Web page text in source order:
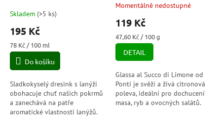
tartufo Spray 250ml
Skladem (>5 ks)
195 Kč
Měrná
cena:
78 Kč / 100 ml
Do košíku
Sladkokyselý dresink s lanýži
obohacuje chuť našich pokrmů
a zanechává na patře
aromatické vlastnosti lanýžů.
Průměrné
produktu
je
5,0
5
hvězdiček.
Momentálně nedostupné
119 Kč
Měrná
cena:
47,60 Kč / 100 g
DETAIL
Glassa al Succo di Limone od
Ponti je svěží a živá citronová
poleva, ideální pro dochucení
masa, ryb a ovocných salátů.